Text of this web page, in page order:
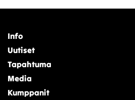
Info
Uutiset
Tapahtuma
Media
Kumppanit